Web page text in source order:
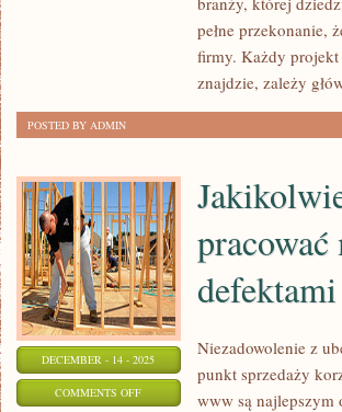
TANIEJ,
POŻĄDANE
pełne przekonanie,
firmy. Każdy projekt
znajdzie, zależy
POSTED BY ADMIN
DECEMBER - 14 - 2025
COMMENTS OFFON
pracować
defektami
Niezadowolenie z
punkt sprzedaży
www są najlepszym